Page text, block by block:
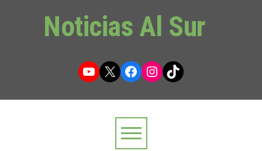
Noticias Al Sur
YouTube
X Facebook
Instagram
TikTok